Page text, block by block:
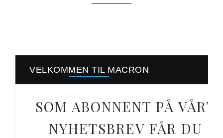
VELKOMMEN TIL MACRON
SOM ABONNENT PÅ VÅRT
NYHETSBREV FÅR DU